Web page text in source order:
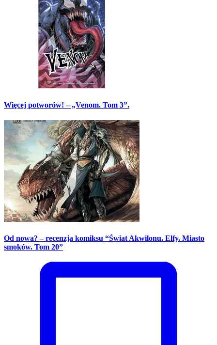
Więcej potworów! – „Venom. Tom 3”.
Od nowa? – recenzja komiksu “Świat Akwilonu. Elfy. Miasto
smoków. Tom 20”